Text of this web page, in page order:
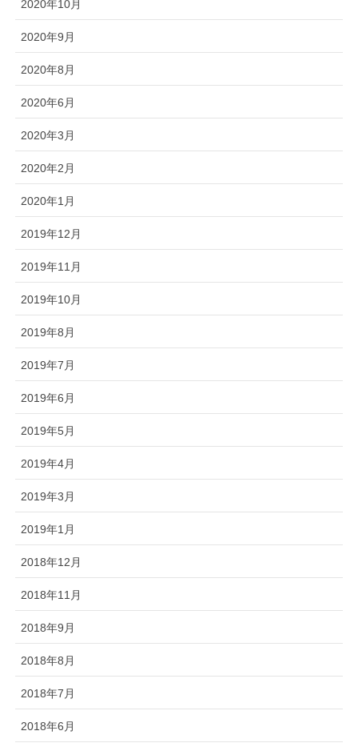
2020年10月
2020年9月
2020年8月
2020年6月
2020年3月
2020年2月
2020年1月
2019年12月
2019年11月
2019年10月
2019年8月
2019年7月
2019年6月
2019年5月
2019年4月
2019年3月
2019年1月
2018年12月
2018年11月
2018年9月
2018年8月
2018年7月
2018年6月